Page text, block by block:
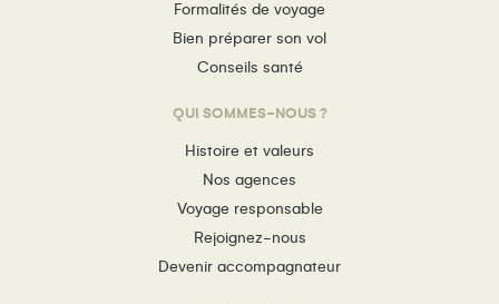
Formalités de voyage
Bien préparer son vol
Conseils santé
QUI SOMMES-NOUS ?
Histoire et valeurs
Nos agences
Voyage responsable
Rejoignez-nous
Devenir accompagnateur